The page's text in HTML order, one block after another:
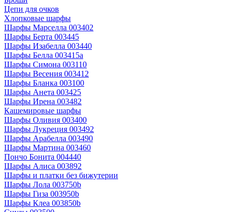
Цепи для очков
Хлопковые шарфы
Шарфы Марселла 003402
Шарфы Берта 003445
Шарфы Изабелла 003440
Шарфы Белла 003415a
Шарфы Симона 003110
Шарфы Весения 003412
Шарфы Бланка 003100
Шарфы Анета 003425
Шарфы Ирена 003482
Кашемировые шарфы
Шарфы Оливия 003400
Шарфы Лукреция 003492
Шарфы Арабелла 003490
Шарфы Мартина 003460
Пончо Бонита 004440
Шарфы Алиса 003892
Шарфы и платки без бижутерии
Шарфы Лола 003750b
Шарфы Гиза 003950b
Шарфы Клеа 003850b